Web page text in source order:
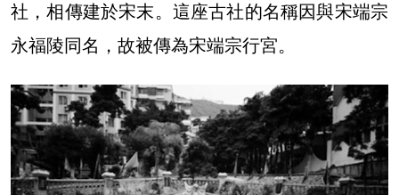
社，相傳建於宋末。這座古社的名稱因與宋端宗
永福陵同名，故被傳為宋端宗行宮。